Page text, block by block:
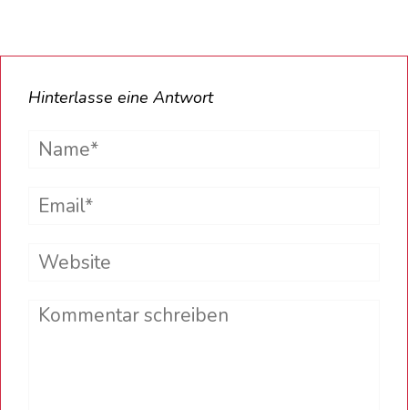
Hinterlasse eine Antwort
Name*
Email*
Website
Comment